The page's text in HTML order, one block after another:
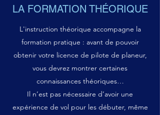
LA FORMATION THÉORIQUE
L'instruction théorique accompagne la
formation pratique : avant de pouvoir
obtenir votre licence de pilote de planeur,
vous devrez montrer certaines
connaissances théoriques…
Il n’est pas nécessaire d’avoir une
expérience de vol pour les débuter, même